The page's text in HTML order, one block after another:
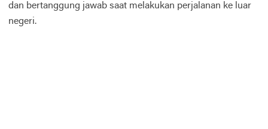
dan bertanggung jawab saat melakukan perjalanan ke luar
negeri.